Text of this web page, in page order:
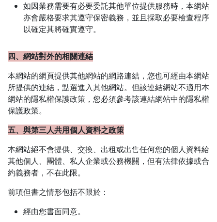
如因業務需要有必要委託其他單位提供服務時，本網站
亦會嚴格要求其遵守保密義務，並且採取必要檢查程序
以確定其將確實遵守。
四、網站對外的相關連結
本網站的網頁提供其他網站的網路連結，您也可經由本網站
所提供的連結，點選進入其他網站。但該連結網站不適用本
網站的隱私權保護政策，您必須參考該連結網站中的隱私權
保護政策。
五、與第三人共用個人資料之政策
本網站絕不會提供、交換、出租或出售任何您的個人資料給
其他個人、團體、私人企業或公務機關，但有法律依據或合
約義務者，不在此限。
前項但書之情形包括不限於：
經由您書面同意。